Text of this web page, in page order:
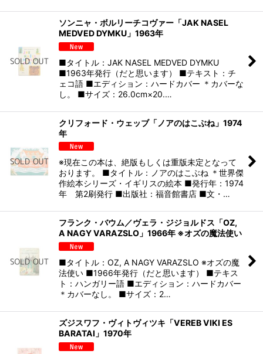
ソンニャ・ボルリーチコヴァー「JAK NASEL
MEDVED DYMKU」1963年
■タイトル：JAK NASEL MEDVED DYMKU
■1963年発行（だと思います） ■テキスト：チ
ェコ語 ■エディション：ハードカバー ＊カバーな
し。 ■サイズ：26.0cm×20.…
クリフォード・ウェッブ「ノアのはこぶね」1974
年
※現在この本は、絶版もしくは重版未定となって
おります。 ■タイトル：ノアのはこぶね ＊世界傑
作絵本シリーズ・イギリスの絵本 ■発行年：1974
年 第2刷発行 ■出版社：福音館書店 ■文・…
フランク・バウム／ヴェラ・ジジョルドス「OZ,
A NAGY VARAZSLO」1966年 ※オズの魔法使い
■タイトル：OZ, A NAGY VARAZSLO ※オズの魔
法使い ■1966年発行（だと思います） ■テキス
ト：ハンガリー語 ■エディション：ハードカバー
＊カバーなし。 ■サイズ：2…
ズジスワフ・ヴィトヴィツキ「VEREB VIKI ES
BARATAI」1970年